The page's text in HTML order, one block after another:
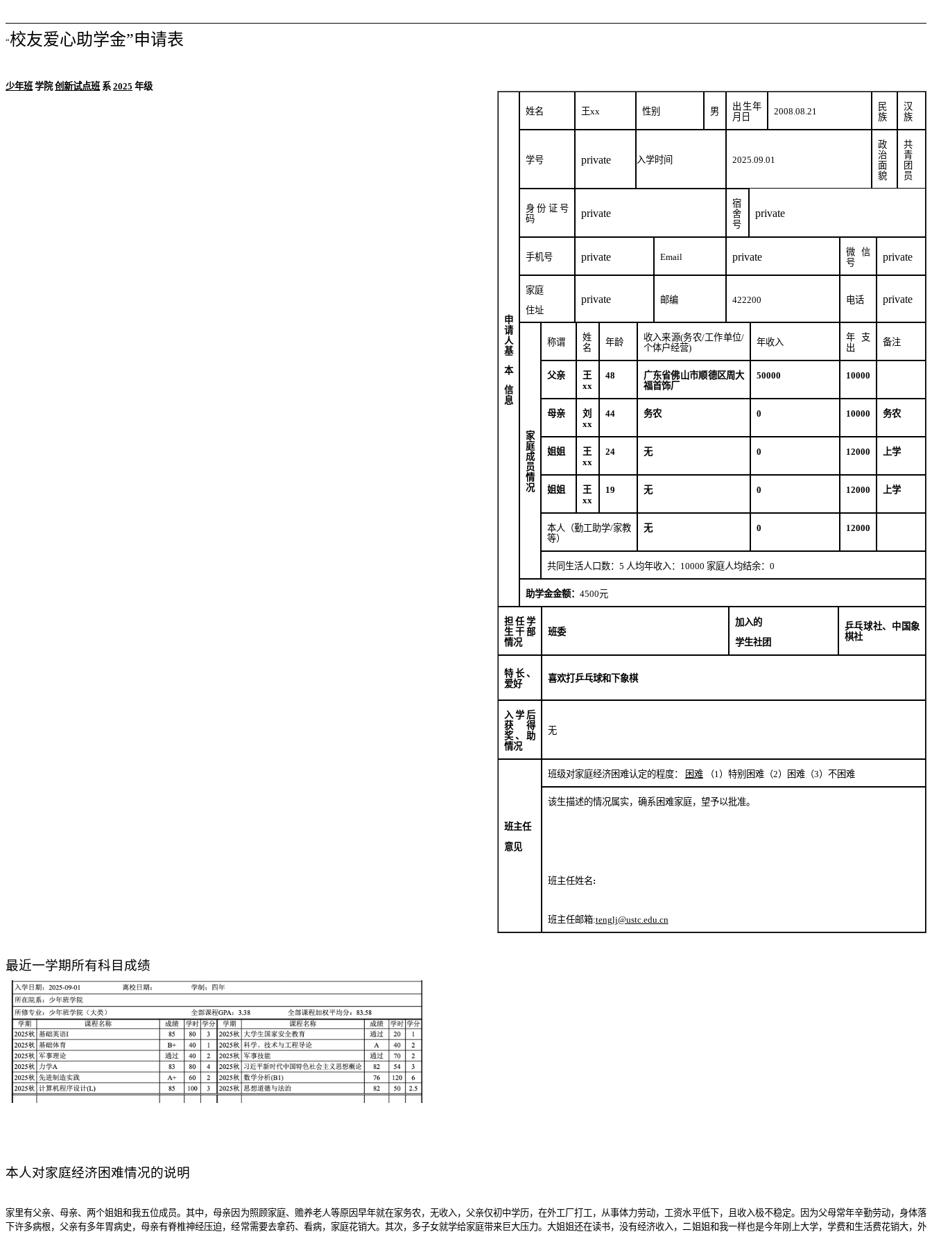
“校友爱心助学金”申请表
少年班 学院 创新试点班 系 2025 年级
申
请
人
基
本
信
息
姓名 王xx 性别 男
出生年
月日
2008.08.21
民
族
汉
族
学号 private 入学时间 2025.09.01
政
治
面
貌
共
青
团
员
身份证号
码
private
宿
舍
号
private
手机号 private Email private
微信
号
private
家庭
住址
private 邮编 422200 电话 private
家
庭
成
员
情
况
称谓
姓
名
年龄 收入来源(务农/工作单位/
个体户经营)
年收入
年支
出
备注
父亲
王
xx
48
广东省佛山市顺德区周大
福首饰厂
50000 10000
母亲
刘
xx
44 务农 0 10000 务农
姐姐
王
xx
24 无 0 12000 上学
姐姐
王
xx
19 无 0 12000 上学
本人（勤工助学/家教
等）
无 0 12000
共同生活人口数： 5 人均年收入： 10000 家庭人均结余： 0
助学金金额： 4500元
担任学
生干部
情况
班委
加入的
学生社团
乒乓球社、中国象
棋社
特长、
爱好
喜欢打乒乓球和下象棋
入学后
获得
奖、助
情况
无
班主任
意见
班级对家庭经济困难认定的程度： 困难 （1）特别困难（2）困难（3） 不困难
该生描述的情况属实，确系困难家庭，望予以批准。
班主任姓名:
班主任邮箱:tenglj@ustc.edu.cn
最近一学期所有科目成绩
本人对家庭经济困难情况的说明
家里有父亲、母亲、两个姐姐和我五位成员。其中，母亲因为照顾家庭、赡养老人等原因早年就在家务农，无收入，父亲仅初中学历，在外工厂打工，从事体力劳动，工资水平低下，且收入极不稳定。因为父母常年辛勤劳动，身体落
下许多病根，父亲有多年胃病史，母亲有脊椎神经压迫，经常需要去拿药、看病，家庭花销大。其次，多子女就学给家庭带来巨大压力。大姐姐还在读书，没有经济收入，二姐姐和我一样也是今年刚上大学，学费和生活费花销大，外